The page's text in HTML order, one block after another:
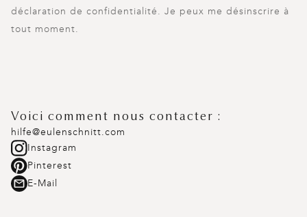
déclaration de confidentialité. Je peux me désinscrire à
tout moment.
Voici comment nous contacter :
hilfe@eulenschnitt.com
Instagram
Pinterest
E-Mail